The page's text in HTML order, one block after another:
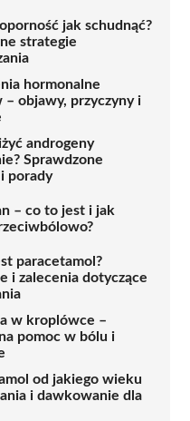
jak schudnąć?
strategie
hormonalne
– objawy, przyczyny i
androgeny
Sprawdzone
porady
– co to jest i jak
paracetamol?
i zalecenia dotyczące
w kroplówce –
pomoc w bólu i
od jakiego wieku
i dawkowanie dla